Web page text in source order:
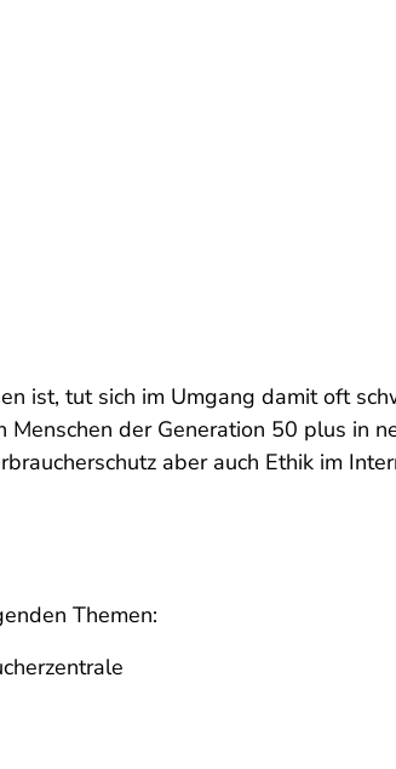
ist, tut sich im Umgang damit oft
der Generation 50 plus in
aber auch Ethik im
Themen: